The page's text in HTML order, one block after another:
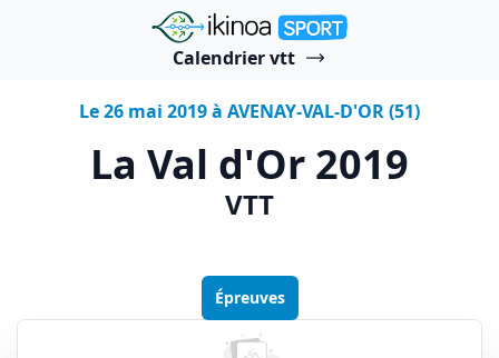
"Ikinoa Sport"
Calendrier vtt
Le 26 mai 2019 à AVENAY-VAL-D'OR (51)
La Val d'Or 2019
VTT
Épreuves